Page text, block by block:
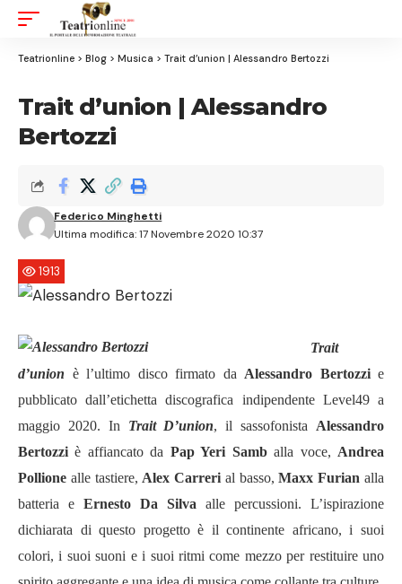
Teatrionline > Blog > Musica > Trait d’union | Alessandro Bertozzi
Trait d’union | Alessandro
Bertozzi
Ultima modifica: 17 Novembre 2020 10:37
Federico Minghetti
1913
Trait
d’union è l’ultimo disco firmato da Alessandro Bertozzie
pubblicato dall’etichetta discografica indipendente Level49 a
maggio 2020. In Trait D’union, il sassofonista Alessandro
Bertozzi è affiancato da Pap Yeri Samballa voce, Andrea
Pollione alle tastiere, Alex Carreri al basso,Maxx Furian alla
batteria e Ernesto Da Silva alle percussioni. L’ispirazione
dichiarata di questo progetto è il continente africano, i suoi
colori, i suoi suoni e i suoi ritmi come mezzo per restituire uno